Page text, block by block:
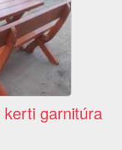
kerti garnitúra